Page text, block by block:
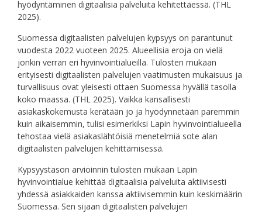
hyödyntäminen digitaalisia palveluita kehitettäessä. (THL
2025).
Suomessa digitaalisten palvelujen kypsyys on parantunut
vuodesta 2022 vuoteen 2025. Alueellisia eroja on vielä
jonkin verran eri hyvinvointialueilla. Tulosten mukaan
erityisesti digitaalisten palvelujen vaatimusten mukaisuus ja
turvallisuus ovat yleisesti ottaen Suomessa hyvällä tasolla
koko maassa. (THL 2025). Vaikka kansallisesti
asiakaskokemusta kerätään jo ja hyödynnetään paremmin
kuin aikaisemmin, tulisi esimerkiksi Lapin hyvinvointialueella
tehostaa vielä asiakaslähtöisiä menetelmiä sote alan
digitaalisten palvelujen kehittämisessä.
Kypsyystason arvioinnin tulosten mukaan Lapin
hyvinvointialue kehittää digitaalisia palveluita aktiivisesti
yhdessä asiakkaiden kanssa aktiivisemmin kuin keskimäärin
Suomessa. Sen sijaan digitaalisten palvelujen